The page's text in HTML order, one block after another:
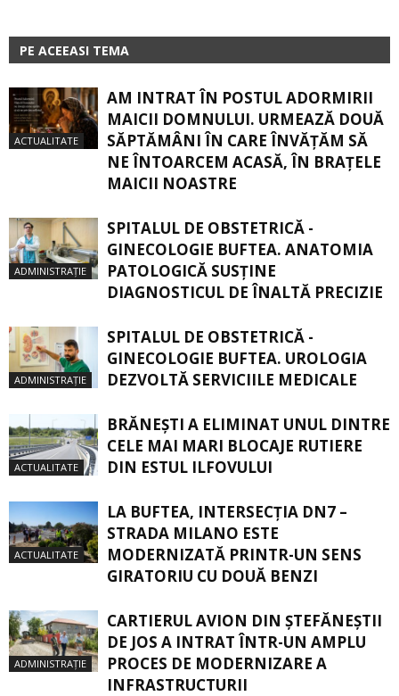
PE ACEEASI TEMA
ACTUALITATE
AM INTRAT ÎN POSTUL ADORMIRII
MAICII DOMNULUI. URMEAZĂ DOUĂ
SĂPTĂMÂNI ÎN CARE ÎNVĂŢĂM SĂ
NE ÎNTOARCEM ACASĂ, ÎN BRAŢELE
MAICII NOASTRE
ADMINISTRAȚIE
SPITALUL DE OBSTETRICĂ -
GINECOLOGIE BUFTEA. ANATOMIA
PATOLOGICĂ SUSŢINE
DIAGNOSTICUL DE ÎNALTĂ PRECIZIE
ADMINISTRAȚIE
SPITALUL DE OBSTETRICĂ -
GINECOLOGIE BUFTEA. UROLOGIA
DEZVOLTĂ SERVICIILE MEDICALE
ACTUALITATE
BRĂNEȘTI A ELIMINAT UNUL DINTRE
CELE MAI MARI BLOCAJE RUTIERE
DIN ESTUL ILFOVULUI
ACTUALITATE
LA BUFTEA, INTERSECŢIA DN7 –
STRADA MILANO ESTE
MODERNIZATĂ PRINTR-UN SENS
GIRATORIU CU DOUĂ BENZI
ADMINISTRAȚIE
CARTIERUL AVION DIN ŞTEFĂNEŞTII
DE JOS A INTRAT ÎNTR-UN AMPLU
PROCES DE MODERNIZARE A
INFRASTRUCTURII